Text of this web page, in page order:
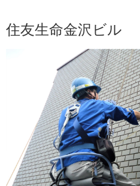
住友生命金沢ビル